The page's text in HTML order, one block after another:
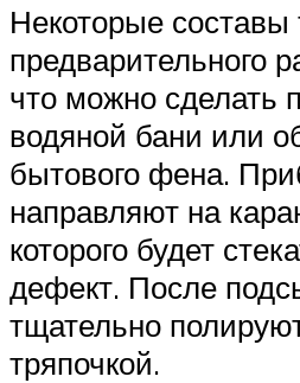
Некоторые составы
предварительного
что можно сделать
водяной бани или
бытового фена.
направляют на
которого будет
дефект. После
тщательно
тряпочкой.